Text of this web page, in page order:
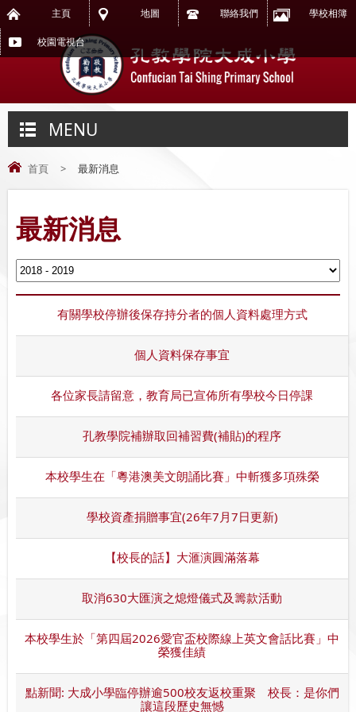
主頁 地圖 聯絡我們 學校相簿
校園電視台
MENU
首頁 > 最新消息
最新消息
有關學校停辦後保存持分者的個人資料處理方式
個人資料保存事宜
各位家長請留意，教育局已宣佈所有學校今日停課
孔教學院補辦取回補習費(補貼)的程序
本校學生在「粵港澳美文朗誦比賽」中斬獲多項殊榮
學校資產捐贈事宜(26年7月7日更新)
【校長的話】大滙演圓滿落幕
取消630大匯演之熄燈儀式及籌款活動
本校學生於「第四屆2026愛官盃校際線上英文會話比賽」中
榮獲佳績
點新聞: 大成小學臨停辦逾500校友返校重聚 校長：是你們
讓這段歷史無憾